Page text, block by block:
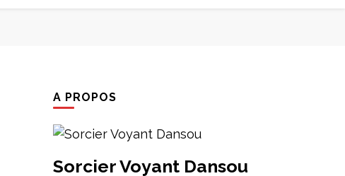
A PROPOS
Sorcier Voyant Dansou